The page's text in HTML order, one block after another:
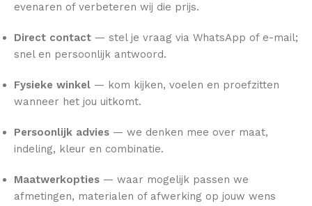
evenaren of verbeteren wij die prijs.
Direct contact — stel je vraag via WhatsApp of e-mail;
snel en persoonlijk antwoord.
Fysieke winkel — kom kijken, voelen en proefzitten
wanneer het jou uitkomt.
Persoonlijk advies — we denken mee over maat,
indeling, kleur en combinatie.
Maatwerkopties — waar mogelijk passen we
afmetingen, materialen of afwerking op jouw wens